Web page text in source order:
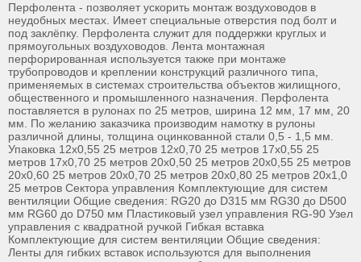
Перфолента - позволяет ускорить монтаж воздуховодов в
неудобных местах. Имеет специальные отверстия под болт и
под заклёпку. Перфолента служит для поддержки круглых и
прямоугольных воздуховодов. Лента монтажная
перфорированная используется также при монтаже
трубопроводов и креплении конструкций различного типа,
применяемых в системах строительства объектов жилищного,
общественного и промышленного назначения. Перфолента
поставляется в рулонах по 25 метров, ширина 12 мм, 17 мм, 20
мм. По желанию заказчика производим намотку в рулоны
различной длины, толщина оцинкованной стали 0,5 - 1,5 мм.
Упаковка 12x0,55 25 метров 12x0,70 25 метров 17x0,55 25
метров 17x0,70 25 метров 20x0,50 25 метров 20x0,55 25 метров
20x0,60 25 метров 20x0,70 25 метров 20x0,80 25 метров 20x1,0
25 метров Сектора управления Комплектующие для систем
вентиляции Общие сведения: RG20 до D315 мм RG30 до D500
мм RG60 до D750 мм Пластиковый узел управления RG-90 Узел
управления с квадратной ручкой Гибкая вставка
Комплектующие для систем вентиляции Общие сведения:
Ленты для гибких вставок используются для выполнения